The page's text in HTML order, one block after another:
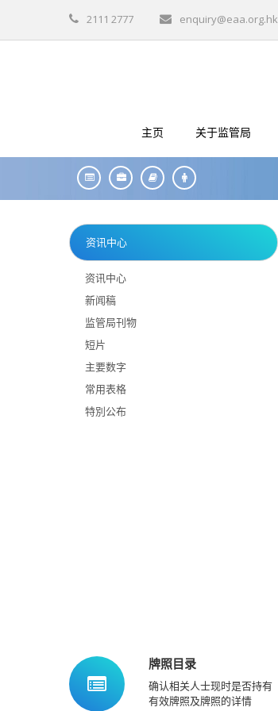
2111 2777 enquiry@eaa.org.hk
主页 关于监管局
资讯中心
资讯中心
新闻稿
监管局刊物
短片
主要数字
常用表格
特別公布
牌照目录
确认相关人士现时是否持有
有效牌照及牌照的详情